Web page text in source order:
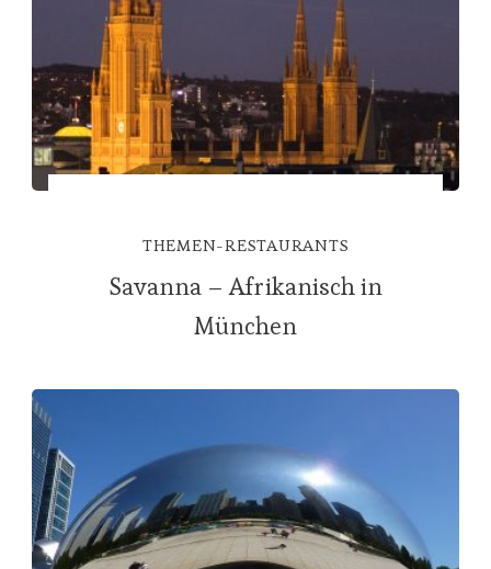
THEMEN-RESTAURANTS
Savanna – Afrikanisch in
München